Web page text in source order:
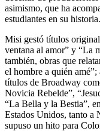
asimismo, que ha
estudiantes en su historia.
Misi gestó títulos
ventana al amor” y “La
también, obras que
el hombre a quién
títulos de Broadway
Novicia Rebelde”,
“La Bella y la Bestia”,
Estados Unidos, tanto a
supuso un hito para